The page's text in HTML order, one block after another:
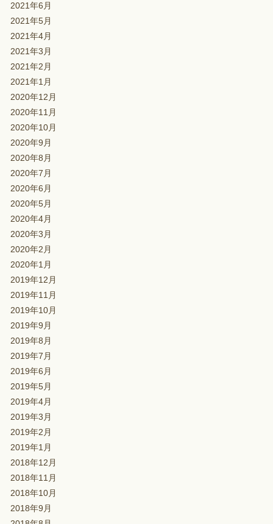
2021年6月
2021年5月
2021年4月
2021年3月
2021年2月
2021年1月
2020年12月
2020年11月
2020年10月
2020年9月
2020年8月
2020年7月
2020年6月
2020年5月
2020年4月
2020年3月
2020年2月
2020年1月
2019年12月
2019年11月
2019年10月
2019年9月
2019年8月
2019年7月
2019年6月
2019年5月
2019年4月
2019年3月
2019年2月
2019年1月
2018年12月
2018年11月
2018年10月
2018年9月